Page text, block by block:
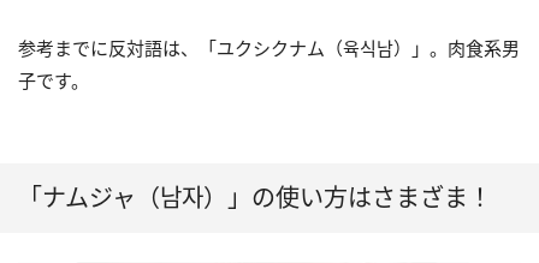
参考までに反対語は、「ユクシクナム（육식남）」。肉食系男
子です。
「ナムジャ（남자）」の使い方はさまざま！